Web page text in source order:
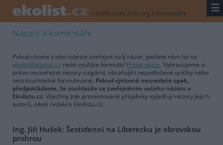
/ publicistika / názory a komentáře ☰
Názory a komentáře
Pokud chcete v této rubrice zveřejnit svůj názor, pošlete nám ho na
ekolist@ekolist.cz nebo využijte formulář Přidat názor. Vyhrazujeme si
právo nezveřejnit názory vulgární, obsahující nepodložené urážky nebo
nesrozumitelně formulované. Pokud výslovně neuvedete opak,
předpokládáme, že souhlasíte se zveřejněním vašeho názoru v
Ekolistu.cz. Všechny zde prezentované příspěvky vyjadřují názory jejich
autorů, nikoli redakce Ekolistu.cz.
Ing. Jiří Hušek: Šestidenní na Liberecku je obrovskou
prohrou